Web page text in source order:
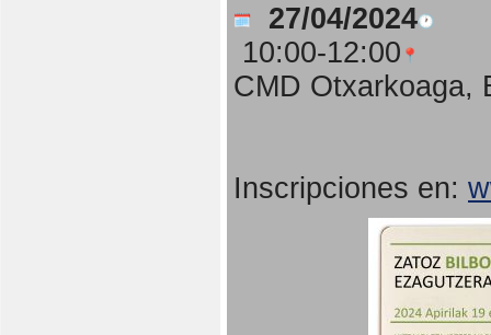
27/04/2024
10:00-12:00
CMD Otxarkoaga,
Inscripciones en: